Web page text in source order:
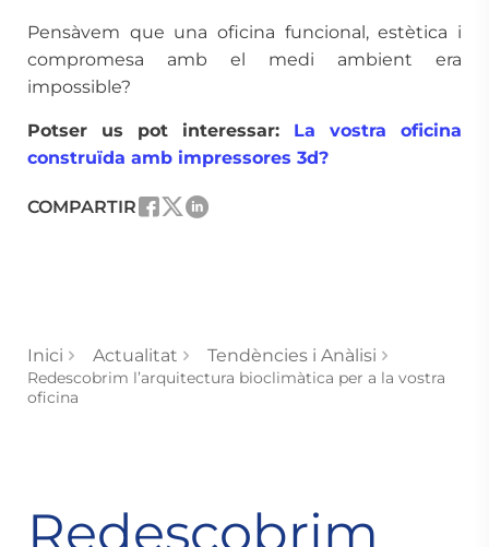
Pensàvem que una oficina funcional, estètica i
compromesa amb el medi ambient era
impossible?
Potser us pot interessar: La vostra oficina
construïda amb impressores 3d?
COMPARTIR
Inici Actualitat Tendències i Anàlisi
Redescobrim l’arquitectura bioclimàtica per a la vostra
oficina
Redescobrim